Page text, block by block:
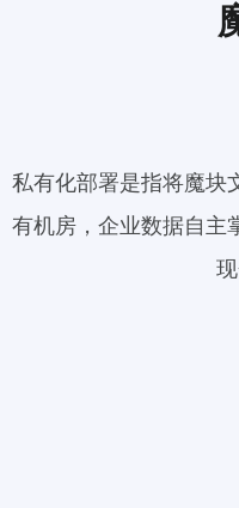
私有化部署是指将魔块
有机房，企业数据自主